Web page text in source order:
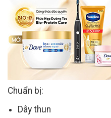
Chuẩn bị:
Dây thun